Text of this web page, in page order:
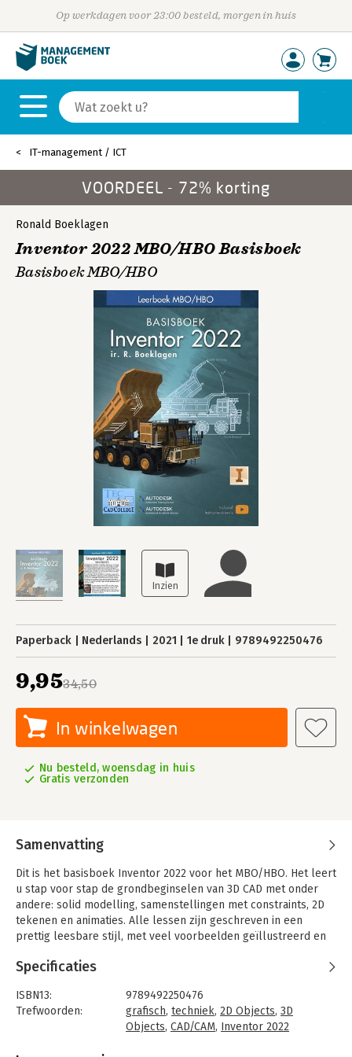
Op werkdagen voor 23:00 besteld, morgen in huis
IT-management / ICT
VOORDEEL - 72% korting
Ronald Boeklagen
Inventor 2022 MBO/HBO Basisboek
Basisboek MBO/HBO
Paperback Nederlands 2021 1e druk 9789492250476
34,50
9,95
In winkelwagen
Nu besteld, woensdag in huis
Gratis verzonden
Samenvatting
Dit is het basisboek Inventor 2022 voor het MBO/HBO. Het leert
u stap voor stap de grondbeginselen van 3D CAD met onder
andere: solid modelling, samenstellingen met constraints, 2D
tekenen en animaties. Alle lessen zijn geschreven in een
prettig leesbare stijl, met veel voorbeelden geïllustreerd en
teksten en tekennormen zorgen ervoor dat u de juiste kennis
bibliotheek, de juiste projectiemethode). Door de combinatie
van theorie, geleide instructie en oefeningen leent het boek
zich uitstekend voor zelfstudie.
Specificaties
ISBN13:
9789492250476
Trefwoorden:
grafisch, techniek, 2D Objects, 3D
Objects, CAD/CAM, Inventor 2022